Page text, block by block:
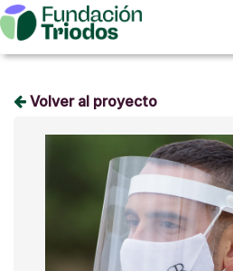
Volver al proyecto